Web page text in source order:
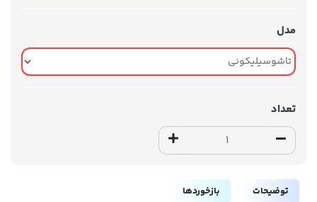
مدل
تعداد
توضیحات بازخوردها